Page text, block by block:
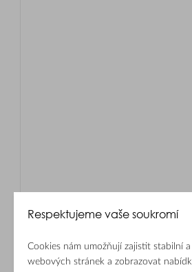
Respektujeme vaše soukromí
Cookies nám umožňují zajistit stabilní
webových stránek a zobrazovat